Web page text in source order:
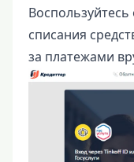
списания
за платежами